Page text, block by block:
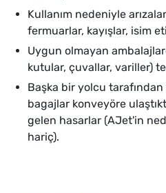
Kullanım nedeniyle
fermuarlar, kayışlar, isim
Uygun olmayan
kutular, çuvallar, variller)
Başka bir yolcu
bagajlar konveyöre
gelen hasarlar (AJet'in
hariç).